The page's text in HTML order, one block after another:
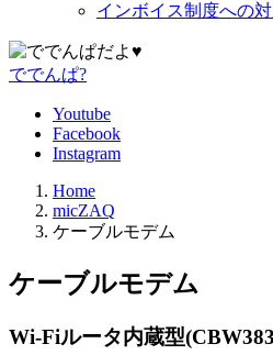
インボイス制度への
ででんぱ?
Youtube
Facebook
Instagram
Home
micZAQ
ケーブルモデム
ケーブルモデム
Wi-Fiルータ内蔵型